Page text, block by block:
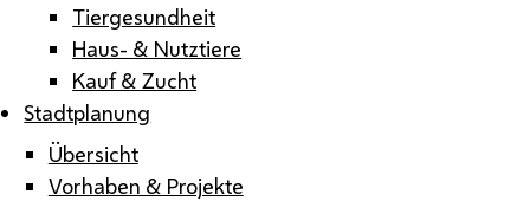
Tiergesundheit
Haus- & Nutztiere
Kauf & Zucht
Stadtplanung
Übersicht
Vorhaben & Projekte